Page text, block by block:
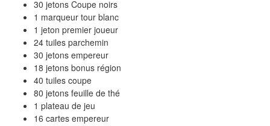
initiés
Pour
les
experts
En
solitaire
30 jetons Coupe noirs
1 marqueur tour blanc
1 jeton premier joueur
24 tuiles parchemin
30 jetons empereur
18 jetons bonus région
40 tuiles coupe
80 jetons feuille de thé
1 plateau de jeu
16 cartes empereur